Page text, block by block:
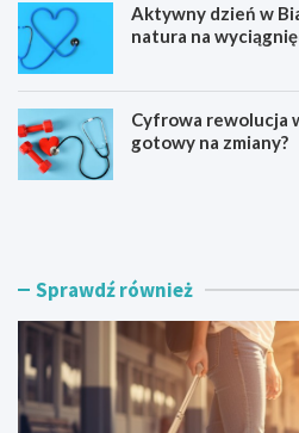
Aktywny dzień w
natura na
Cyfrowa rewolucja
gotowy na zmiany?
K
a
e
z
c
a
N
i
W
e
Sprawdź również